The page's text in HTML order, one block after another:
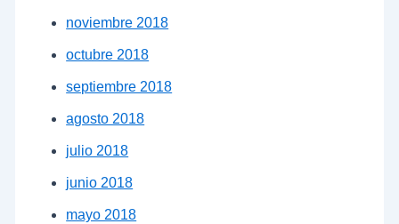
noviembre 2018
octubre 2018
septiembre 2018
agosto 2018
julio 2018
junio 2018
mayo 2018